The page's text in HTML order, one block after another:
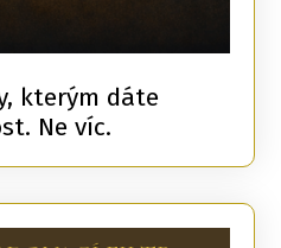
kterým dáte
Ne víc.